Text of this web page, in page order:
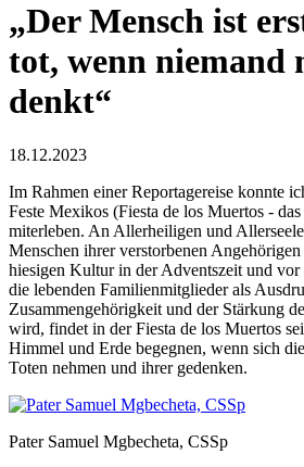
„Der Mensch ist
tot, wenn niemand
denkt“
18.12.2023
Im Rahmen einer Reportagereise konnte
Feste Mexikos (Fiesta de los Muertos -
miterleben. An Allerheiligen und
Menschen ihrer verstorbenen
hiesigen Kultur in der Adventszeit und
die lebenden Familienmitglieder als
Zusammengehörigkeit und der Stärkung
wird, findet in der Fiesta de los Muertos
Himmel und Erde begegnen, wenn sich
Toten nehmen und ihrer gedenken.
Pater Samuel Mgbecheta, CSSp